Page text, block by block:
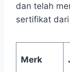
dan telah
sertifikat
Merk